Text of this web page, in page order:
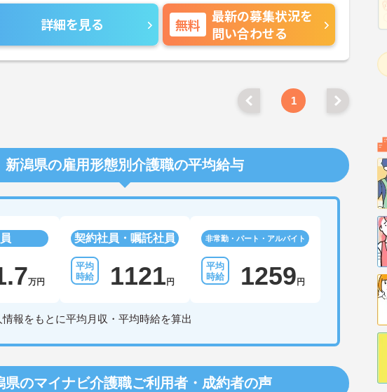
詳細を見る 無料
最新の募集状況を
問い合わせる
1
新潟県の雇用形態別介護職の平均給与
万円
契約社員・嘱託社員
1121 円
非常勤・パート・アルバイト
1259 円
報をもとに平均月収・平均時給を算出
県のマイナビ介護職ご利用者・成約者の声